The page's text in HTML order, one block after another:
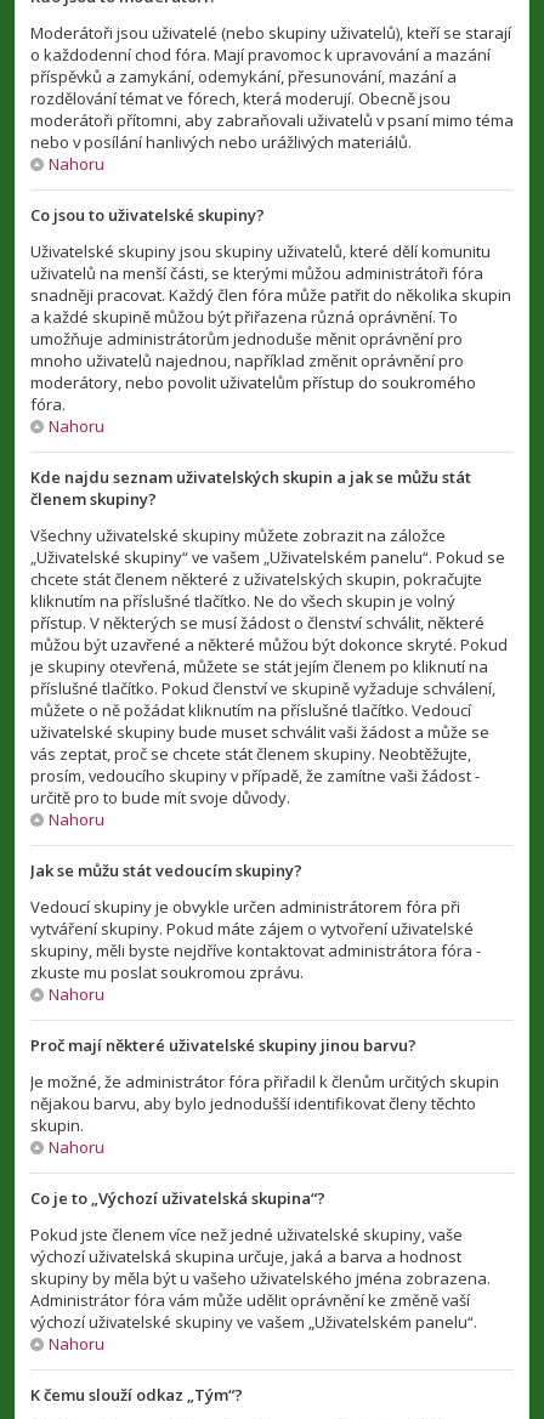
Moderátoři jsou uživatelé (nebo skupiny uživatelů), kteří se starají
o každodenní chod fóra. Mají pravomoc k upravování a mazání
příspěvků a zamykání, odemykání, přesunování, mazání a
rozdělování témat ve fórech, která moderují. Obecně jsou
moderátoři přítomni, aby zabraňovali uživatelů v psaní mimo téma
nebo v posílání hanlivých nebo urážlivých materiálů.
Nahoru
Co jsou to uživatelské skupiny?
Uživatelské skupiny jsou skupiny uživatelů, které dělí komunitu
uživatelů na menší části, se kterými můžou administrátoři fóra
snadněji pracovat. Každý člen fóra může patřit do několika skupin
a každé skupině můžou být přiřazena různá oprávnění. To
umožňuje administrátorům jednoduše měnit oprávnění pro
mnoho uživatelů najednou, například změnit oprávnění pro
moderátory, nebo povolit uživatelům přístup do soukromého
fóra.
Nahoru
Kde najdu seznam uživatelských skupin a jak se můžu stát
členem skupiny?
Všechny uživatelské skupiny můžete zobrazit na záložce
„Uživatelské skupiny“ ve vašem „Uživatelském panelu“. Pokud se
chcete stát členem některé z uživatelských skupin, pokračujte
kliknutím na příslušné tlačítko. Ne do všech skupin je volný
přístup. V některých se musí žádost o členství schválit, některé
můžou být uzavřené a některé můžou být dokonce skryté. Pokud
je skupiny otevřená, můžete se stát jejím členem po kliknutí na
příslušné tlačítko. Pokud členství ve skupině vyžaduje schválení,
můžete o ně požádat kliknutím na příslušné tlačítko. Vedoucí
uživatelské skupiny bude muset schválit vaši žádost a může se
vás zeptat, proč se chcete stát členem skupiny. Neobtěžujte,
prosím, vedoucího skupiny v případě, že zamítne vaši žádost -
určitě pro to bude mít svoje důvody.
Nahoru
Jak se můžu stát vedoucím skupiny?
Vedoucí skupiny je obvykle určen administrátorem fóra při
vytváření skupiny. Pokud máte zájem o vytvoření uživatelské
skupiny, měli byste nejdříve kontaktovat administrátora fóra -
zkuste mu poslat soukromou zprávu.
Nahoru
Proč mají některé uživatelské skupiny jinou barvu?
Je možné, že administrátor fóra přiřadil k členům určitých skupin
nějakou barvu, aby bylo jednodušší identifikovat členy těchto
skupin.
Nahoru
Co je to „Výchozí uživatelská skupina“?
Pokud jste členem více než jedné uživatelské skupiny, vaše
výchozí uživatelská skupina určuje, jaká a barva a hodnost
skupiny by měla být u vašeho uživatelského jména zobrazena.
Administrátor fóra vám může udělit oprávnění ke změně vaší
výchozí uživatelské skupiny ve vašem „Uživatelském panelu“.
Nahoru
K čemu slouží odkaz „Tým“?